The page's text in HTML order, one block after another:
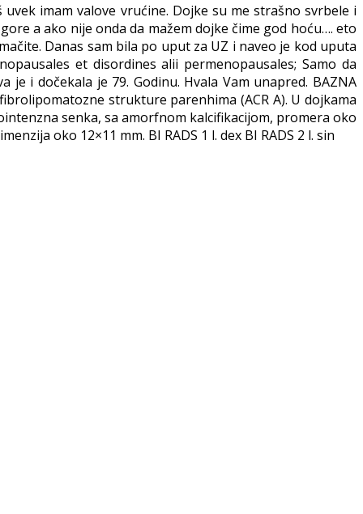
imam valove vrućine. Dojke su me strašno svrbele i
a ako nije onda da mažem dojke čime god hoću…. eto
Danas sam bila po uput za UZ i naveo je kod uputa
et disordines alii permenopausales; Samo da
i dočekala je 79. Godinu. Hvala Vam unapred. BAZNA
strukture parenhima (ACR A). U dojkama
senka, sa amorfnom kalcifikacijom, promera oko
oko 12×11 mm. BI RADS 1 l. dex BI RADS 2 l. sin